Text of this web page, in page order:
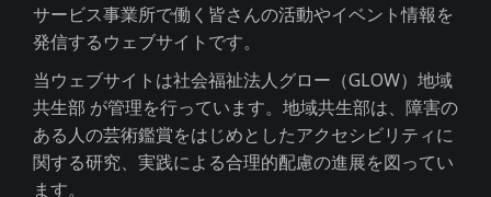
サービス事業所で働く皆さんの活動やイベント情報を
発信するウェブサイトです。
当ウェブサイトは社会福祉法人グロー（GLOW）地域
共生部 が管理を行っています。地域共生部は、障害の
ある人の芸術鑑賞をはじめとしたアクセシビリティに
関する研究、実践による合理的配慮の進展を図ってい
ます。